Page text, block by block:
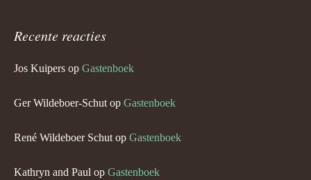
Recente reacties
Jos Kuipers op Gastenboek
Ger Wildeboer-Schut op Gastenboek
René Wildeboer Schut op Gastenboek
Kathryn and Paul op Gastenboek